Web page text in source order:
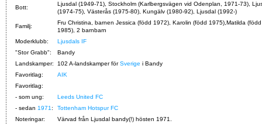
Bott:
Ljusdal (1949-71), Stockholm (Karlbergsvägen vid Odenplan, 1971-73),
(1974-75), Västerås (1975-80), Kungälv (1980-92), Ljusdal (1992-)
Familj:
Fru Christina, barnen Jessica (född 1972), Karolin (född 1975),Matilda (född
1985), 2 barnbarn
Moderklubb:
Ljusdals IF
"Stor Grabb":
Bandy
Landskamper:
102 A-landskamper förSverige i Bandy
Favoritlag:
AIK
Favoritlag:
- som ung:
Leeds United FC
- sedan 1971:
Tottenham Hotspur FC
Noteringar:
Värvad från Ljusdal bandy(!) hösten 1971.